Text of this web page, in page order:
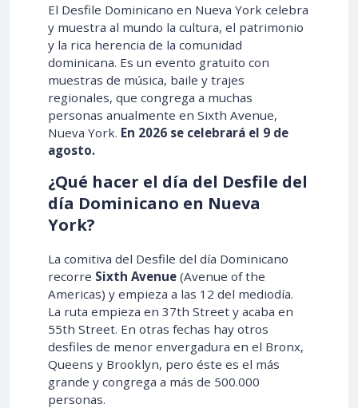
El Desfile Dominicano en Nueva York celebra
y muestra al mundo la cultura, el patrimonio
y la rica herencia de la comunidad
dominicana. Es un evento gratuito con
muestras de música, baile y trajes
regionales, que congrega a muchas
personas anualmente en Sixth Avenue,
Nueva York. En 2026 se celebrará el 9 de
agosto.
¿Qué hacer el día del Desfile del
día Dominicano en Nueva
York?
La comitiva del Desfile del día Dominicano
recorre Sixth Avenue (Avenue of the
Americas) y empieza a las 12 del mediodía.
La ruta empieza en 37th Street y acaba en
55th Street. En otras fechas hay otros
desfiles de menor envergadura en el Bronx,
Queens y Brooklyn, pero éste es el más
grande y congrega a más de 500.000
personas.